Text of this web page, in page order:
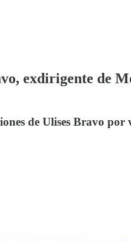
exdirigente de
de Ulises Bravo